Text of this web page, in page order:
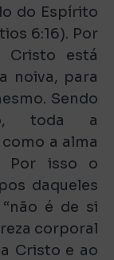
do Espírito
6:16). Por
Cristo está
noiva, para
Sendo
toda a
a alma
Por isso o
daqueles
é de si
corporal
Cristo e ao